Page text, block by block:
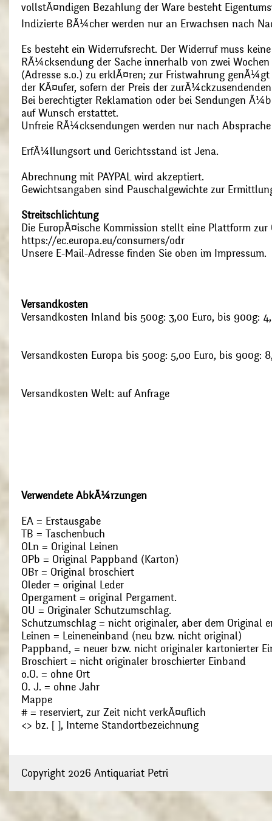
vollstÃ¤ndigen Bezahlung der Ware besteht
Indizierte BÃ¼cher werden nur an Erwachsen nach
Es besteht ein Widerrufsrecht. Der Widerruf muss
RÃ¼cksendung der Sache innerhalb von zwei
(Adresse s.o.) zu erklÃ¤ren; zur Fristwahrung
der KÃ¤ufer, sofern der Preis der
Bei berechtigter Reklamation oder bei Sendungen
auf Wunsch erstattet.
Unfreie RÃ¼cksendungen werden nur nach
ErfÃ¼llungsort und Gerichtsstand ist Jena.
Abrechnung mit PAYPAL wird akzeptiert.
Gewichtsangaben sind Pauschalgewichte zur
Streitschlichtung
Die EuropÃ¤ische Kommission stellt eine Plattform
https://ec.europa.eu/consumers/odr
Unsere E-Mail-Adresse finden Sie oben im Impressum.
Versandkosten
Versandkosten Inland bis 500g: 3,00 Euro, bis 900g:
Versandkosten Europa bis 500g: 5,00 Euro, bis 900g:
Versandkosten Welt: auf Anfrage
Verwendete AbkÃ¼rzungen
EA = Erstausgabe
TB = Taschenbuch
OLn = Original Leinen
OPb = Original Pappband (Karton)
OBr = Original broschiert
Oleder = original Leder
Opergament = original Pergament.
OU = Originaler Schutzumschlag.
Schutzumschlag = nicht originaler, aber dem Original
Leinen = Leineneinband (neu bzw. nicht original)
Pappband, = neuer bzw. nicht originaler kartonierter
Broschiert = nicht originaler broschierter Einband
o.O. = ohne Ort
O. J. = ohne Jahr
Mappe
# = reserviert, zur Zeit nicht verkÃ¤uflich
<> bz. [ ], Interne Standortbezeichnung
Copyright 2026 Antiquariat Petri